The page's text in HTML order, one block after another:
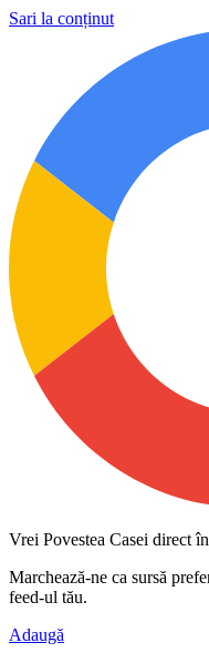
Sari la conținut
Vrei Povestea Casei direct
Marchează-ne ca sursă
feed-ul tău.
Adaugă